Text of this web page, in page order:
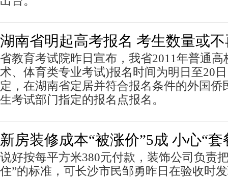
湖南省明起高考报名 考生数量或
省教育考试院昨日宣布，我省2011年普通
术、体育类专业考试)报名时间为明日至20
定，在湖南省定居并符合报名条件的外国侨
生考试部门指定的报名点报名。
新房装修成本“被涨价”5成 小心“套
说好按每平方米380元付款，装饰公司负责
住”的标准，可长沙市民邹勇昨日在验收时